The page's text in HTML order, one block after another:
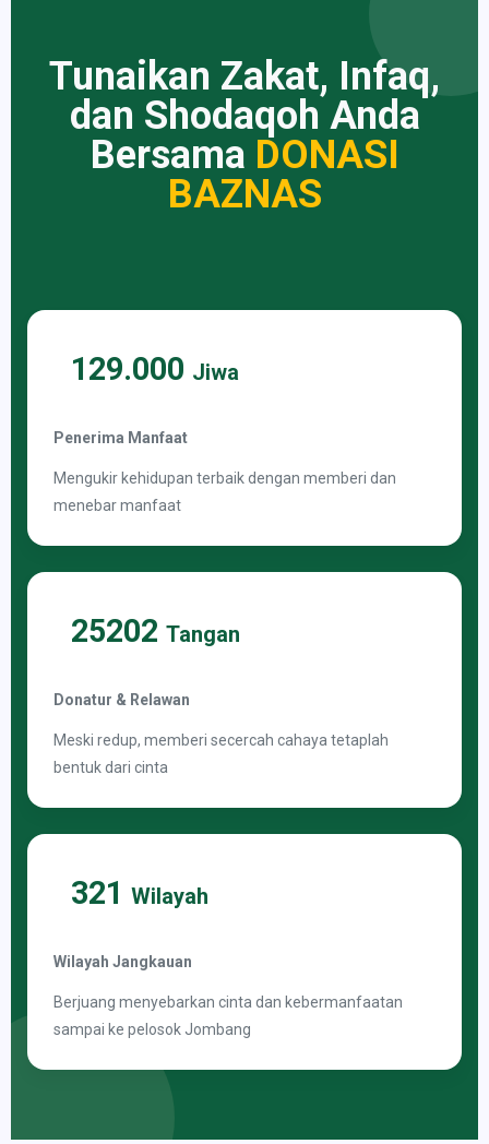
Tunaikan Zakat, Infaq,
dan Shodaqoh Anda
Bersama DONASI
BAZNAS
129.000 Jiwa
Penerima Manfaat
Mengukir kehidupan terbaik dengan memberi dan
menebar manfaat
25202 Tangan
Donatur & Relawan
Meski redup, memberi secercah cahaya tetaplah
bentuk dari cinta
321 Wilayah
Wilayah Jangkauan
Berjuang menyebarkan cinta dan kebermanfaatan
sampai ke pelosok Jombang